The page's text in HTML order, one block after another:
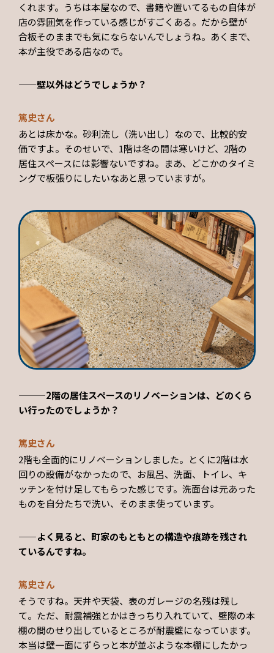
くれます。うちは本屋なので、書籍や置いてるもの自体が
店の雰囲気を作っている感じがすごくある。だから壁が
合板そのままでも気にならないんでしょうね。あくまで、
本が主役である店なので。
——壁以外はどうでしょうか？
篤史さん
あとは床かな。砂利流し（洗い出し）なので、比較的安
価ですよ。そのせいで、1階は冬の間は寒いけど、2階の
居住スペースには影響ないですね。まあ、どこかのタイミ
ングで板張りにしたいなあと思っていますが。
———2階の居住スペースのリノベーションは、どのくら
い行ったのでしょうか？
篤史さん
2階も全面的にリノベーションしました。とくに2階は水
回りの設備がなかったので、お風呂、洗面、トイレ、キ
ッチンを付け足してもらった感じです。洗面台は元あった
ものを自分たちで洗い、そのまま使っています。
——よく見ると、町家のもともとの構造や痕跡を残され
ているんですね。
篤史さん
そうですね。天井や天袋、表のガレージの名残は残し
て。ただ、耐震補強とかはきっちり入れていて、壁際の本
棚の間のせり出しているところが耐震壁になっています。
本当は壁一面にずらっと本が並ぶような本棚にしたかっ